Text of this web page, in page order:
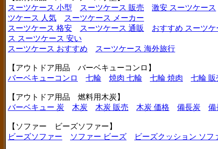
スーツケース 小型
スーツケース 販売
激安 スーツケース
ツケース 人気
スーツケース メーカー
スーツケース 格安
スーツケース 通販
おすすめ スーツケ
ス スーツケース 安い
スーツケース おすすめ
スーツケース 海外旅行
【アウトドア用品 バーベキューコンロ】
バーベキューコンロ
七輪 焼肉 七輪 七輪 焼肉 七輪 販
【アウトドア用品 燃料用木炭】
バーベキュー 炭
木炭 木炭 販売 木炭 価格 備長炭 備
【ソファー ビーズソファー】
ビーズソファー
ソファー ビーズ ビーズクッション ソフ